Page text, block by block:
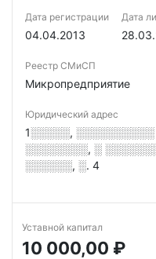
Дата регистрации
04.04.2013
Дата
Реестр СМиСП
Микропредприятие
Юридический адрес
1░░░░░,
░░░░░░░░, ░
░░░░░░, ░. 4
Уставной капитал
10 000,00 ₽